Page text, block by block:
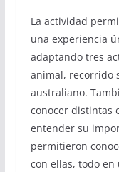
La actividad
una experiencia
adaptando tres
animal, recorrido
australiano.
conocer distintas
entender su
permitieron
con ellas, todo en